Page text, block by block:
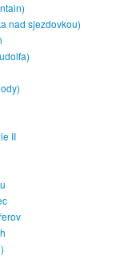
nad sjezdovkou)
II